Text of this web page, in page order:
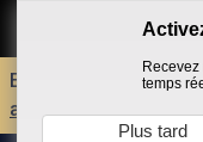
Envie d'encore plus
avantages d'un
temps
Plus tard